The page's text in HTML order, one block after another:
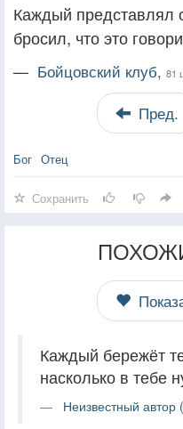
Каждый представлял
бросил, что это
— Бойцовский клуб, 81
Пред.
Бог Отец
Сохранить
Каждый бережёт
насколько в тебе
Неизвестный автор